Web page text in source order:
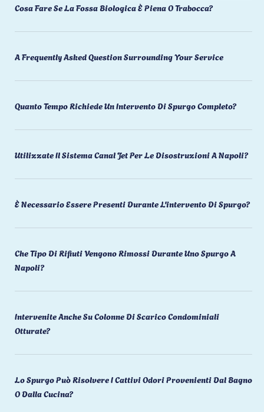
Cosa Fare Se La Fossa Biologica È Piena O Trabocca?
A Frequently Asked Question Surrounding Your Service
Quanto Tempo Richiede Un Intervento Di Spurgo Completo?
Utilizzate Il Sistema Canal Jet Per Le Disostruzioni A Napoli?
È Necessario Essere Presenti Durante L'intervento Di Spurgo?
Che Tipo Di Rifiuti Vengono Rimossi Durante Uno Spurgo A
Napoli?
Intervenite Anche Su Colonne Di Scarico Condominiali
Otturate?
Lo Spurgo Può Risolvere I Cattivi Odori Provenienti Dal Bagno
O Dalla Cucina?